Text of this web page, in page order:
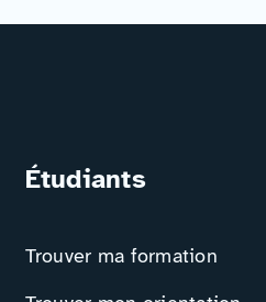
Étudiants
Trouver ma formation